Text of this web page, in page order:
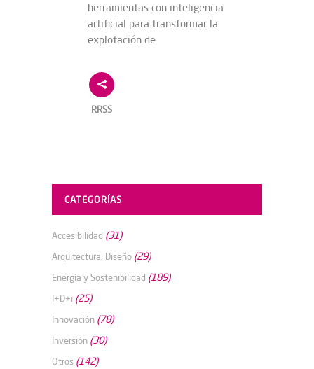
herramientas con inteligencia
artificial para transformar la
explotación de
RRSS
CATEGORÍAS
Accesibilidad (31)
Arquitectura, Diseño (29)
Energía y Sostenibilidad (189)
I+D+i (25)
Innovación (78)
Inversión (30)
Otros (142)